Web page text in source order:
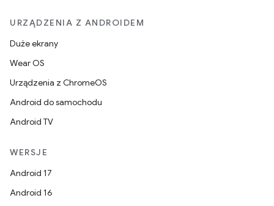
URZĄDZENIA Z ANDROIDEM
Duże ekrany
Wear OS
Urządzenia z ChromeOS
Android do samochodu
Android TV
WERSJE
Android 17
Android 16